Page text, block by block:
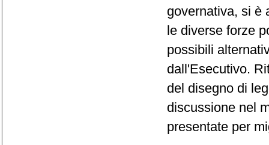
governativa, si è
le diverse forze
possibili
dall'Esecutivo.
del disegno di
discussione nel
presentate per